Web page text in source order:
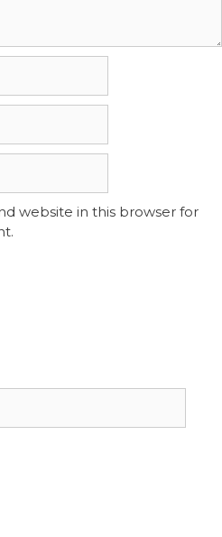
website in this browser for